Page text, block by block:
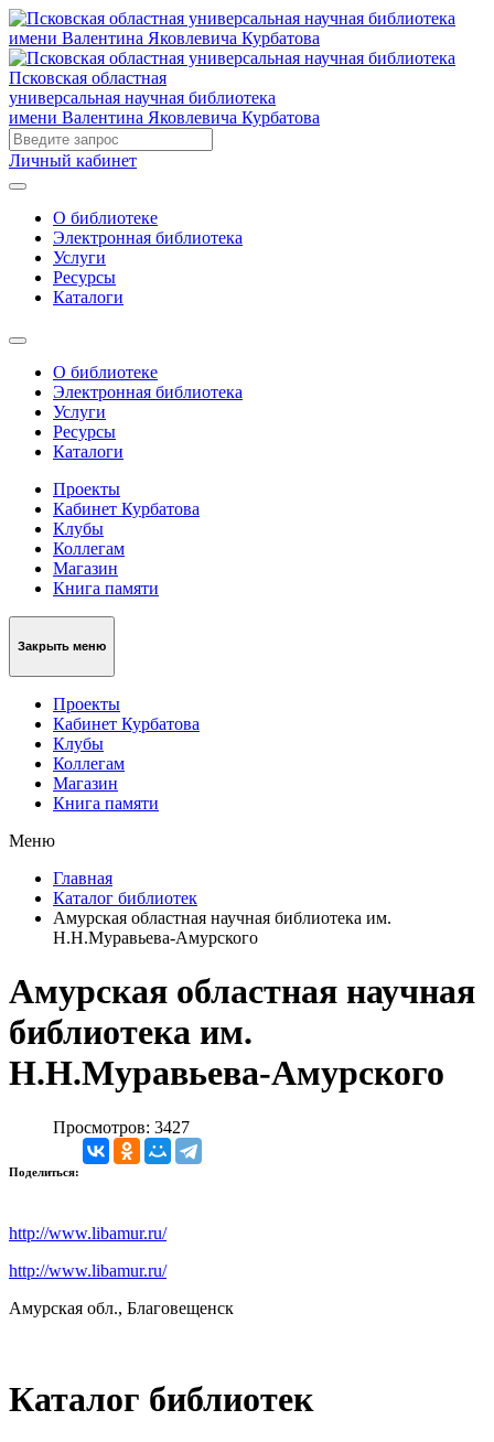
Псковская областная
универсальная научная библиотека
имени Валентина Яковлевича Курбатова
Личный кабинет
О библиотеке
Электронная библиотека
Услуги
Ресурсы
Каталоги
О библиотеке
Электронная библиотека
Услуги
Ресурсы
Каталоги
Проекты
Кабинет Курбатова
Клубы
Коллегам
Магазин
Книга памяти
Закрыть меню
Проекты
Кабинет Курбатова
Клубы
Коллегам
Магазин
Книга памяти
Меню
Главная
Каталог библиотек
Амурская областная научная библиотека им.
Н.Н.Муравьева-Амурского
Амурская областная научная
библиотека им.
Н.Н.Муравьева-Амурского
Просмотров: 3427
Поделиться:
http://www.libamur.ru/
http://www.libamur.ru/
Амурская обл., Благовещенск
Каталог библиотек